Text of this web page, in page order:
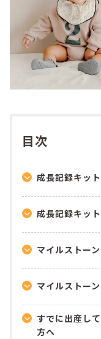
目次
成長記録キッ
成長記録キッ
マイルストー
マイルストー
すでに出産し
方へ